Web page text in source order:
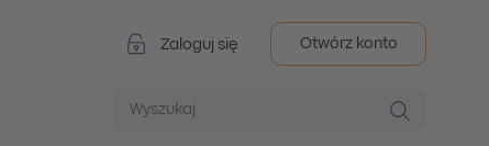
Zaloguj się Otwórz konto
Wyszukaj